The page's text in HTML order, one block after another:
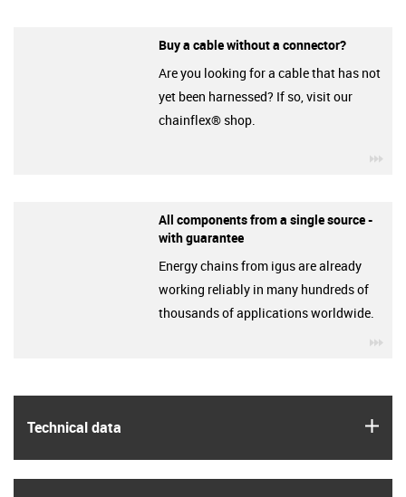
Technical data
Buy a cable without a connector?
Are you looking for a cable that has not
yet been harnessed? If so, visit our
chainflex® shop.
All components from a single source -
with guarantee
Energy chains from igus are already
working reliably in many hundreds of
thousands of applications worldwide.